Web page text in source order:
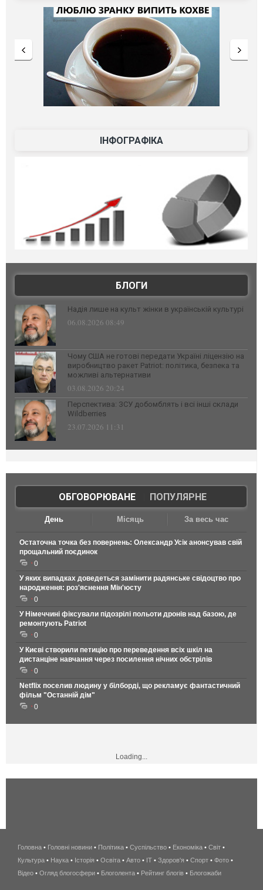
ІНФОГРАФІКА
БЛОГИ
Надія лише на культ жінки в українській культурі
06.08.2026 08:49
Чому США не готові передати Україні ліцензію на
виробництво ракет Patriot: політика, безпека та
можливі альтернативи
03.08.2026 20:24
Перспектива: ЗСУ добомблять і всі інші склади
Wildberries
23.07.2026 11:31
ОБГОВОРЮВАНЕ| ПОПУЛЯРНЕ
День Місяць За весь час
Остаточна точка без повернень: Олександр Усік анонсував свій
прощальний поєдинок
0
У яких випадках доведеться замінити радянське свідоцтво про
народження: роз'яснення Мін'юсту
0
У Німеччині фіксували підозрілі польоти дронів над базою, де
ремонтують Patriot
0
У Києві створили петицію про переведення всіх шкіл на
дистанціне навчання через посилення нічних обстрілів
0
Netflix поселив людину у білборді, що рекламує фантастичний
фільм "Останній дім"
0
Loading...
беспроводной
интернет
киев
Головна • Головні новини • Політика • Суспільство • Економіка • Світ •
Культура • Наука • Історія • Освіта • Авто • IT • Здоров'я • Спорт • Фото •
Відео • Огляд блогосфери • Блоголента • Рейтинг блогів • Блогожаби